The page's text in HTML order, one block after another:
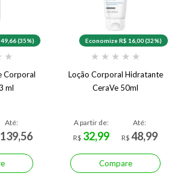
(35%)
★
Corporal
ml
Até:
139,56
Economize R$ 16,00 (32%)
★ ★ ★ ★ ★
Loção Corporal Hidratante
CeraVe 50ml
A partir de:
R$ 32,99
Até:
R$ 48,99
Compare